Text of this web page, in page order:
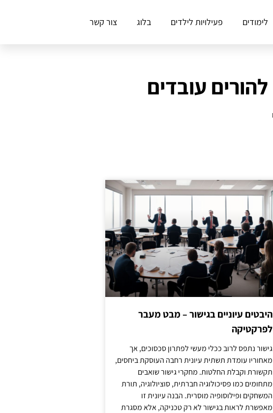
לימודים פעילויות לילדים בלוג צור קשר
היבטים עיוניים בגישור – מבט מעבר
לפרקטיקה
גישור נתפס לרוב ככלי מעשי לפתרון סכסוכים, אך
מאחוריו עומדת תשתית עיונית רחבה העוסקת ביחסים,
תקשורת וקבלת החלטות. מחקרי גישור שואבים
מתחומים כמו פסיכולוגיה חברתית, סוציולוגיה, תורת
המשחקים ופילוסופיה מוסרית. הבנה עיונית זו
מאפשרת לראות בגישור לא רק טכניקה, אלא מסגרת